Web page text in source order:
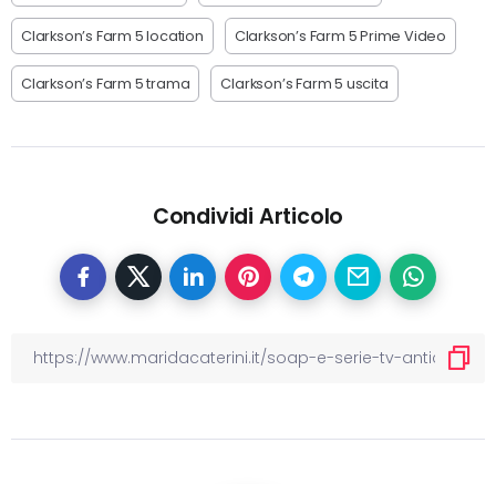
Clarkson’s Farm 5 location Clarkson’s Farm 5 Prime Video
Clarkson’s Farm 5 trama Clarkson’s Farm 5 uscita
Condividi Articolo